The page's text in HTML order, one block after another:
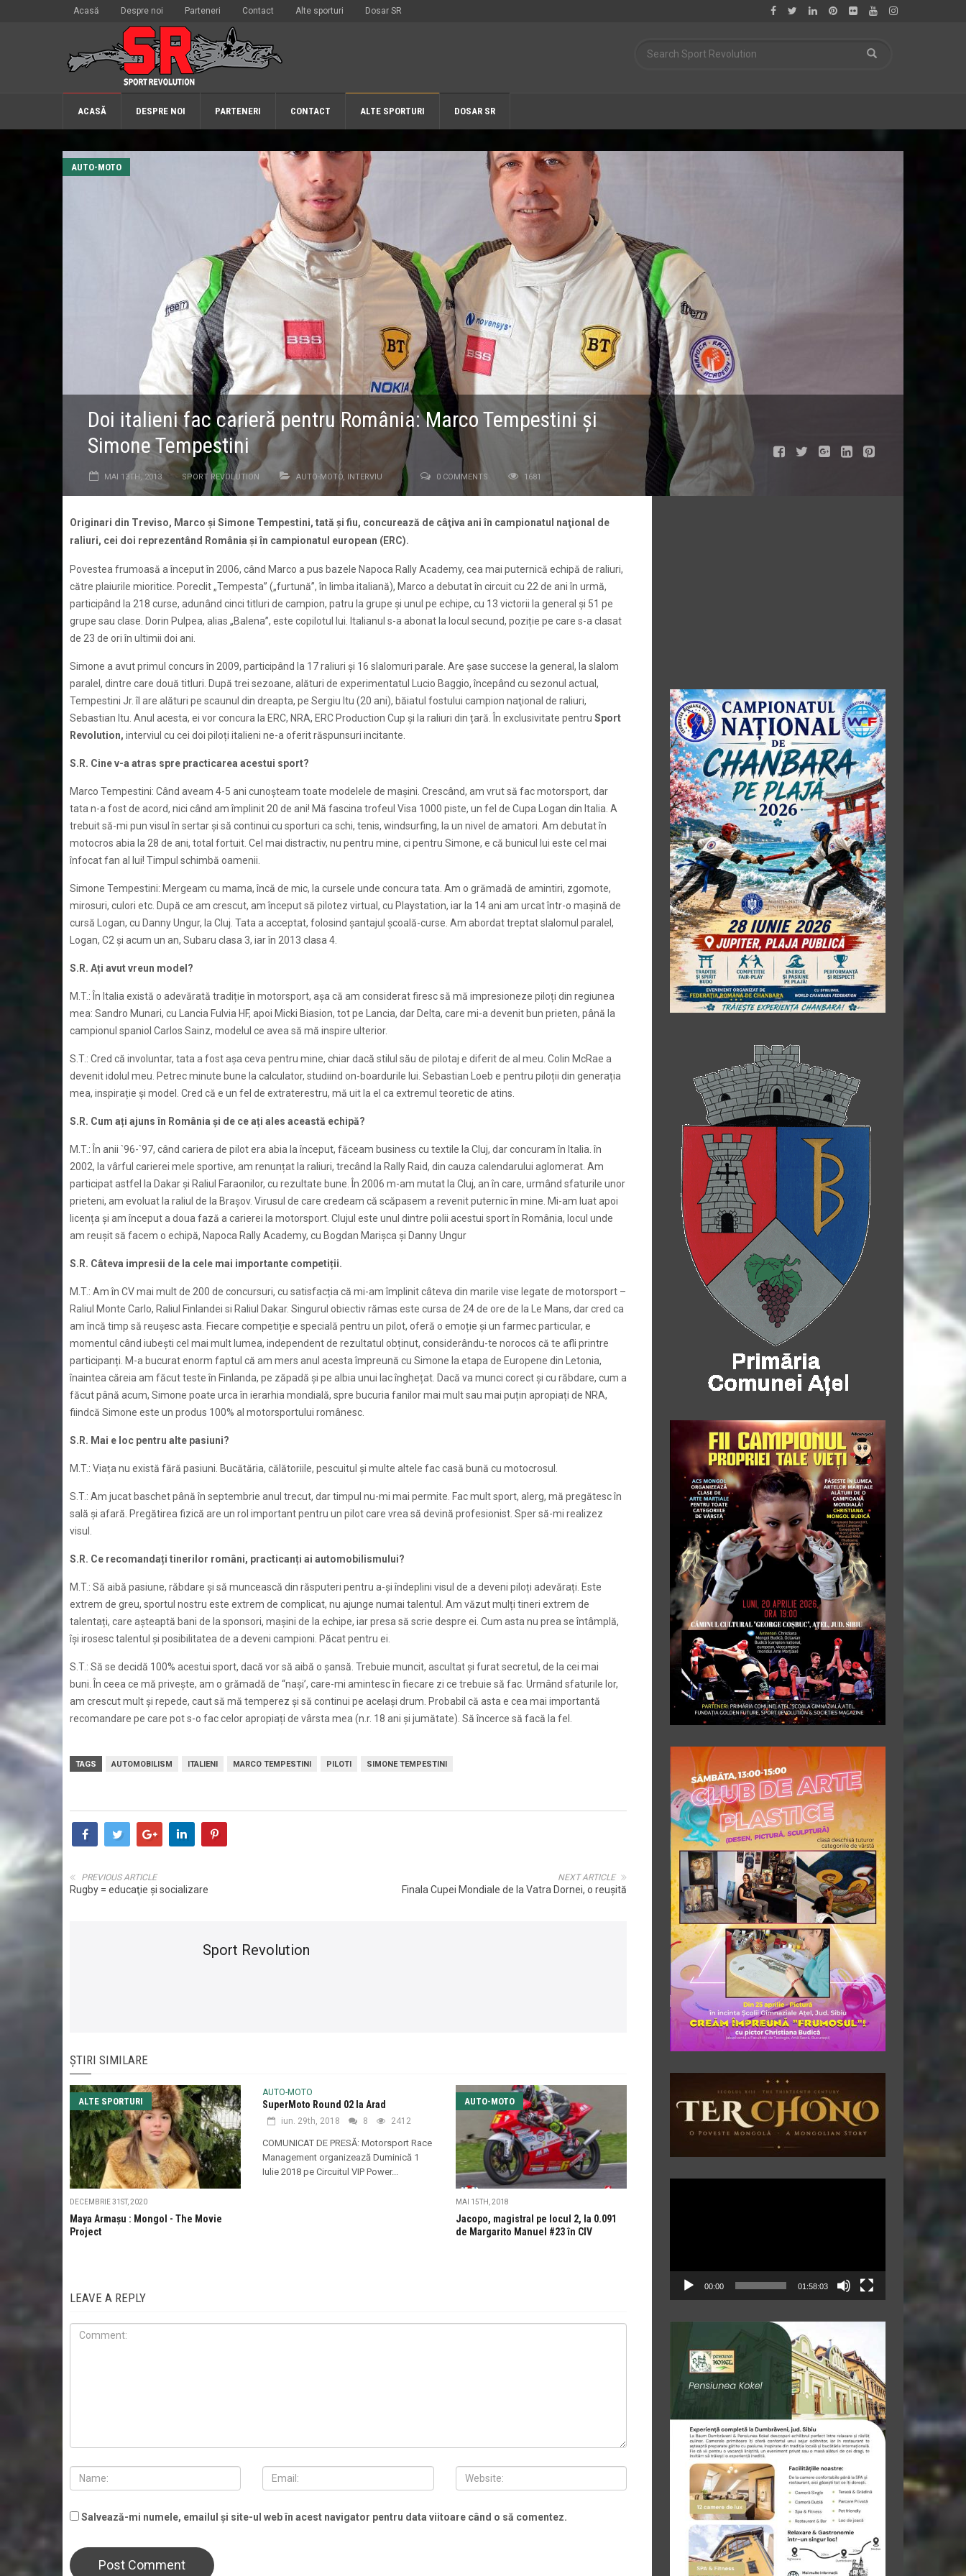
Acasă Despre noi Parteneri Contact Alte sporturi Dosar SR
ACASĂ DESPRE NOI PARTENERI CONTACT ALTE SPORTURI DOSAR SR
AUTO-MOTO
Doi italieni fac carieră pentru România: Marco Tempestini şi
Simone Tempestini
MAI 13TH, 2013 SPORT REVOLUTION AUTO-MOTO, INTERVIU 0 COMMENTS 1681
Originari din Treviso, Marco și Simone Tempestini, tată și fiu, concurează de câţiva ani în campionatul naţional de
raliuri, cei doi reprezentând România şi în campionatul european (ERC).
Povestea frumoasă a început în 2006, când Marco a pus bazele Napoca Rally Academy, cea mai puternică echipă de raliuri,
către plaiurile mioritice. Poreclit „Tempesta” („furtună”, în limba italiană), Marco a debutat în circuit cu 22 de ani în urmă,
participând la 218 curse, adunând cinci titluri de campion, patru la grupe și unul pe echipe, cu 13 victorii la general și 51 pe
grupe sau clase. Dorin Pulpea, alias „Balena”, este copilotul lui. Italianul s-a abonat la locul secund, poziție pe care s-a clasat
de 23 de ori în ultimii doi ani.
Simone a avut primul concurs în 2009, participând la 17 raliuri și 16 slalomuri parale. Are șase succese la general, la slalom
paralel, dintre care două titluri. După trei sezoane, alături de experimentatul Lucio Baggio, începând cu sezonul actual,
Tempestini Jr. îl are alături pe scaunul din dreapta, pe Sergiu Itu (20 ani), băiatul fostului campion naţional de raliuri,
Sebastian Itu. Anul acesta, ei vor concura la ERC, NRA, ERC Production Cup și la raliuri din țară. În exclusivitate pentru Sport
Revolution, interviul cu cei doi piloți italieni ne-a oferit răspunsuri incitante.
S.R. Cine v-a atras spre practicarea acestui sport?
Marco Tempestini: Când aveam 4-5 ani cunoșteam toate modelele de mașini. Crescând, am vrut să fac motorsport, dar
tata n-a fost de acord, nici când am împlinit 20 de ani! Mă fascina trofeul Visa 1000 piste, un fel de Cupa Logan din Italia. A
trebuit să-mi pun visul în sertar și să continui cu sporturi ca schi, tenis, windsurfing, la un nivel de amatori. Am debutat în
motocros abia la 28 de ani, total fortuit. Cel mai distractiv, nu pentru mine, ci pentru Simone, e că bunicul lui este cel mai
înfocat fan al lui! Timpul schimbă oamenii.
Simone Tempestini: Mergeam cu mama, încă de mic, la cursele unde concura tata. Am o grămadă de amintiri, zgomote,
mirosuri, culori etc. După ce am crescut, am început să pilotez virtual, cu Playstation, iar la 14 ani am urcat într-o mașină de
cursă Logan, cu Danny Ungur, la Cluj. Tata a acceptat, folosind șantajul școală-curse. Am abordat treptat slalomul paralel,
Logan, C2 și acum un an, Subaru clasa 3, iar în 2013 clasa 4.
S.R. Ați avut vreun model?
M.T.: În Italia există o adevărată tradiție în motorsport, așa că am considerat firesc să mă impresioneze piloți din regiunea
mea: Sandro Munari, cu Lancia Fulvia HF, apoi Micki Biasion, tot pe Lancia, dar Delta, care mi-a devenit bun prieten, până la
campionul spaniol Carlos Sainz, modelul ce avea să mă inspire ulterior.
S.T.: Cred că involuntar, tata a fost așa ceva pentru mine, chiar dacă stilul său de pilotaj e diferit de al meu. Colin McRae a
devenit idolul meu. Petrec minute bune la calculator, studiind on-boardurile lui. Sebastian Loeb e pentru piloții din generația
mea, inspirație și model. Cred că e un fel de extraterestru, mă uit la el ca extremul teoretic de atins.
S.R. Cum ați ajuns în România și de ce ați ales această echipă?
M.T.: În anii `96-`97, când cariera de pilot era abia la început, făceam business cu textile la Cluj, dar concuram în Italia. în
2002, la vârful carierei mele sportive, am renunțat la raliuri, trecând la Rally Raid, din cauza calendarului aglomerat. Am
participat astfel la Dakar și Raliul Faraonilor, cu rezultate bune. În 2006 m-am mutat la Cluj, an în care, urmând sfaturile unor
prieteni, am evoluat la raliul de la Brașov. Virusul de care credeam că scăpasem a revenit puternic în mine. Mi-am luat apoi
licența și am început a doua fază a carierei la motorsport. Clujul este unul dintre polii acestui sport în România, locul unde
am reușit să facem o echipă, Napoca Rally Academy, cu Bogdan Marișca și Danny Ungur
S.R. Câteva impresii de la cele mai importante competiții.
M.T.: Am în CV mai mult de 200 de concursuri, cu satisfacția că mi-am împlinit câteva din marile vise legate de motorsport –
Raliul Monte Carlo, Raliul Finlandei si Raliul Dakar. Singurul obiectiv rămas este cursa de 24 de ore de la Le Mans, dar cred ca
am încă timp să reuşesc asta. Fiecare competiție e specială pentru un pilot, oferă o emoție și un farmec particular, e
momentul când iubești cel mai mult lumea, independent de rezultatul obținut, considerându-te norocos că te afli printre
participanți. M-a bucurat enorm faptul că am mers anul acesta împreună cu Simone la etapa de Europene din Letonia,
înaintea căreia am făcut teste în Finlanda, pe zăpadă și pe albia unui lac înghețat. Dacă va munci corect și cu răbdare, cum a
făcut până acum, Simone poate urca în ierarhia mondială, spre bucuria fanilor mai mult sau mai puțin apropiați de NRA,
fiindcă Simone este un produs 100% al motorsportului românesc.
S.R. Mai e loc pentru alte pasiuni?
M.T.: Viața nu există fără pasiuni. Bucătăria, călătoriile, pescuitul și multe altele fac casă bună cu motocrosul.
S.T.: Am jucat baschet până în septembrie anul trecut, dar timpul nu-mi mai permite. Fac mult sport, alerg, mă pregătesc în
sală și afară. Pregătirea fizică are un rol important pentru un pilot care vrea să devină profesionist. Sper să-mi realizez
visul.
S.R. Ce recomandați tinerilor români, practicanți ai automobilismului?
M.T.: Să aibă pasiune, răbdare și să muncească din răsputeri pentru a-și îndeplini visul de a deveni piloți adevărați. Este
extrem de greu, sportul nostru este extrem de complicat, nu ajunge numai talentul. Am văzut mulți tineri extrem de
talentați, care așteaptă bani de la sponsori, mașini de la echipe, iar presa să scrie despre ei. Cum asta nu prea se întâmplă,
își irosesc talentul și posibilitatea de a deveni campioni. Păcat pentru ei.
S.T.: Să se decidă 100% acestui sport, dacă vor să aibă o șansă. Trebuie muncit, ascultat și furat secretul, de la cei mai
buni. În ceea ce mă privește, am o grămadă de “nași’, care-mi amintesc în fiecare zi ce trebuie să fac. Urmând sfaturile lor,
am crescut mult și repede, caut să mă temperez și să continui pe același drum. Probabil că asta e cea mai importantă
recomandare pe care pot s-o fac celor apropiați de vârsta mea (n.r. 18 ani și jumătate). Să încerce să facă la fel.
TAGS AUTOMOBILISM ITALIENI MARCO TEMPESTINI PILOTI SIMONE TEMPESTINI
NEXT ARTICLE
Finala Cupei Mondiale de la Vatra Dornei, o reușită
PREVIOUS ARTICLE
Rugby = educaţie şi socializare
Sport Revolution
ȘTIRI SIMILARE
ALTE SPORTURI
DECEMBRIE 31ST, 2020
Maya Armașu : Mongol - The Movie
Project
AUTO-MOTO
SuperMoto Round 02 la Arad
iun. 29th, 2018 8 2412
COMUNICAT DE PRESĂ: Motorsport Race
Management organizează Duminică 1
Iulie 2018 pe Circuitul VIP Power...
AUTO-MOTO
MAI 15TH, 2018
Jacopo, magistral pe locul 2, la 0.091
de Margarito Manuel #23 în CIV
LEAVE A REPLY
Salvează-mi numele, emailul și site-ul web în acest navigator pentru data viitoare când o să comentez.
00:00 01:58:03